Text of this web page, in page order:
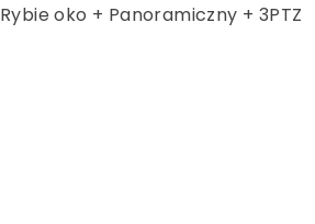
Rybie oko + Panoramiczny + 3PTZ